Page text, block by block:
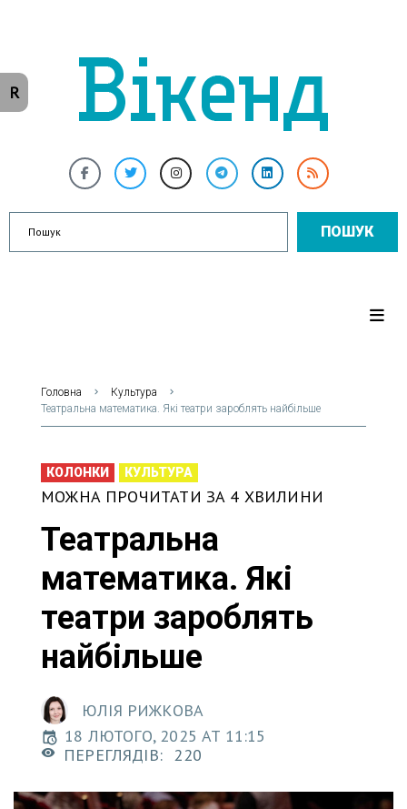
ПОШУК
Головна
Культура
Театральна математика. Які театри зароблять найбільше
КОЛОНКИ КУЛЬТУРА
МОЖНА ПРОЧИТАТИ ЗА 4 ХВИЛИНИ
Театральна
математика. Які
театри зароблять
найбільше
ЮЛІЯ РИЖКОВА
18 ЛЮТОГО, 2025 AT 11:15
ПЕРЕГЛЯДІВ: 220
R